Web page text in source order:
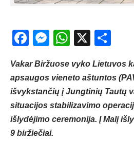
Facebook
Messenger
X
Vakar Biržuose vyko Lietuvos
apsaugos vieneto aštuntos
išvykstančių į Jungtinių Tautų
situacijos stabilizavimo
išlydėjimo ceremonija. Į Malį
9 biržiečiai.